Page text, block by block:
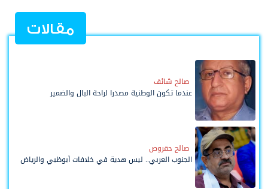
مقالات
صالح شائف
عندما تكون الوطنية مصدرا لراحة البال والضمير
صالح حقروص
الجنوب العربي.. ليس هدية في خلافات أبوظبي والرياض